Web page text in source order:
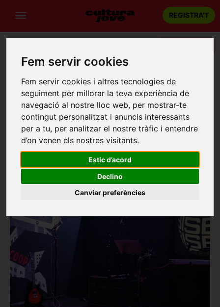
Fem servir cookies
Fem servir cookies i altres tecnologies de
seguiment per millorar la teva experiència de
navegació al nostre lloc web, per mostrar-te
contingut personalitzat i anuncis interessants
per a tu, per analitzar el nostre tràfic i entendre
d’on venen els nostres visitants.
Estic d’acord
Declino
Canviar preferències
REGISTRA'T
Portada Recintes La Deskomunal
LA DESKOMUNAL
Barcelona
Carrer del Tenor Masini, 5 Carrer Riera d, Escuder 38,